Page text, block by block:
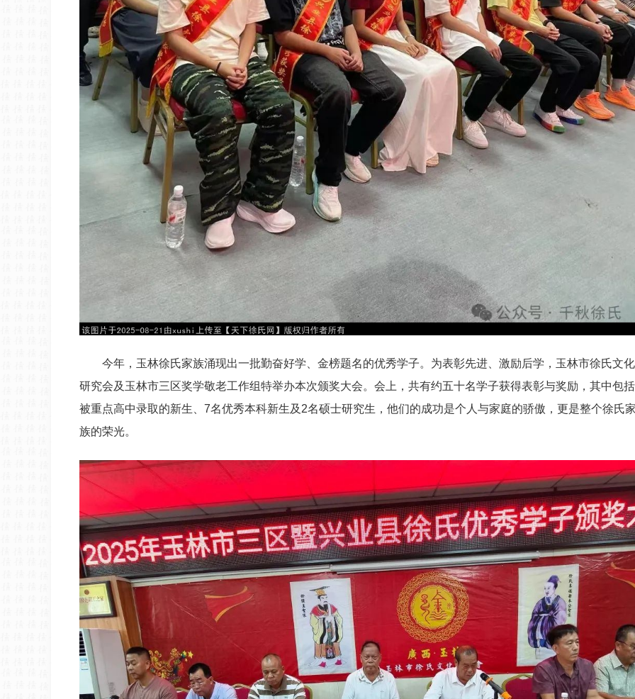
今年，玉林徐氏家族涌现出一批勤奋好学、金榜题名的优秀学子。为表彰先进、激励后学，玉林市徐氏文化
研究会及玉林市三区奖学敬老工作组特举办本次颁奖大会。会上，共有约五十名学子获得表彰与奖励，其中包括
被重点高中录取的新生、7名优秀本科新生及2名硕士研究生，他们的成功是个人与家庭的骄傲，更是整个徐氏
族的荣光。